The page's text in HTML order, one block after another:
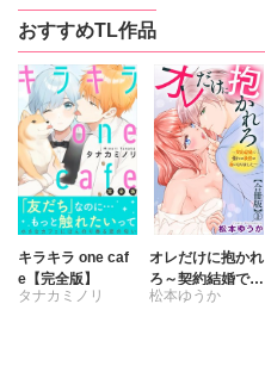
朝生和江
鈴井アラタ
笹倉ぱんだ
ゆめみきらら
桐嶋ショウコ
青山りさ
川上ちけ
ヤマグチシンジ
おすすめTL作品
キラキラ one caf
e【完全版】
タナカミノリ
オレだけに抱かれ
ろ～契約結婚で憧
れの教授の妻にな
松本ゆうか